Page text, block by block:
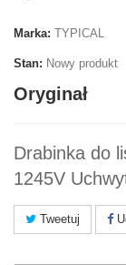
Marka: TYPICAL
Stan: Nowy produkt
Oryginał
Drabinka do
1245V
Tweetuj